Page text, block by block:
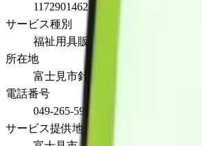
1172901462
サービス種別
福祉用具販売
所在地
富士見市針ケ谷1-9-6
電話番号
049-265-5963
サービス提供地域